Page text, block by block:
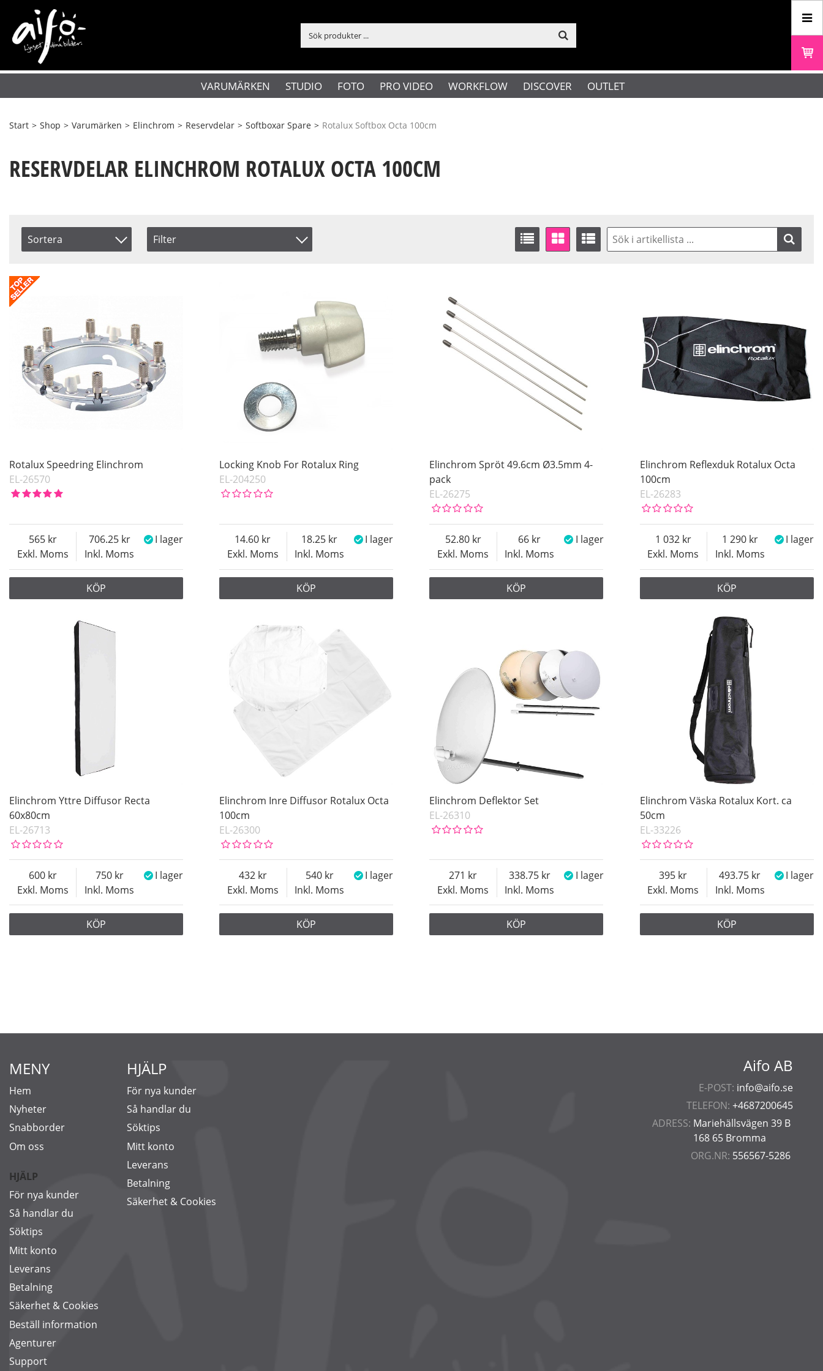
VARUMÄRKEN STUDIO FOTO PRO VIDEO WORKFLOW DISCOVER OUTLET
Start > Shop > Varumärken > Elinchrom > Reservdelar > Softboxar Spare > Rotalux Softbox Octa 100cm
RESERVDELAR ELINCHROM ROTALUX OCTA 100CM
Sortera
Benämning
Filter
Rotalux Speedring Elinchrom
EL-26570
Exkl. Moms
565
Inkl. Moms
706.25 I lager
KÖP
Locking Knob For Rotalux Ring
EL-204250
Exkl. Moms
14.60
Inkl. Moms
18.25 I lager
KÖP
Elinchrom Spröt 49.6cm Ø3.5mm 4-
pack
EL-26275
Exkl. Moms
52.80
Inkl. Moms
66 I lager
KÖP
Elinchrom Reflexduk Rotalux Octa
100cm
EL-26283
Exkl. Moms
1 032
Inkl. Moms
1 290 I lager
KÖP
Elinchrom Yttre Diffusor Recta
60x80cm
EL-26713
Exkl. Moms
600
Inkl. Moms
750 I lager
KÖP
Elinchrom Inre Diffusor Rotalux Octa
100cm
EL-26300
Exkl. Moms
432
Inkl. Moms
540 I lager
KÖP
Elinchrom Deflektor Set
EL-26310
Exkl. Moms
271
Inkl. Moms
338.75 I lager
KÖP
Elinchrom Väska Rotalux Kort. ca
50cm
EL-33226
Exkl. Moms
395
Inkl. Moms
493.75 I lager
KÖP
Aifo AB
E-POST: info@aifo.se
TELEFON: +4687200645
ADRESS: Mariehällsvägen 39 B
168 65 Bromma
ORG.NR: 556567-5286
MENY
Hem
Nyheter
Snabborder
Om oss
HJÄLP
För nya kunder
Så handlar du
Söktips
Mitt konto
Leverans
Betalning
Säkerhet & Cookies
Beställ information
Agenturer
Support
HJÄLP
För nya kunder
Så handlar du
Söktips
Mitt konto
Leverans
Betalning
Säkerhet & Cookies